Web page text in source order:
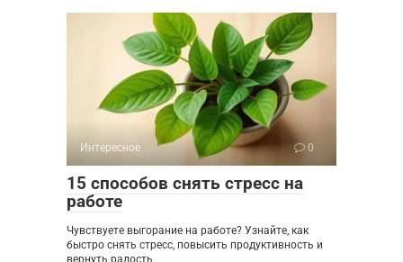
Интересное 0
15 способов снять стресс на
работе
Чувствуете выгорание на работе? Узнайте, как
быстро снять стресс, повысить продуктивность и
вернуть радость